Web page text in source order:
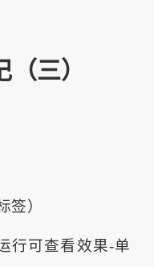
三）
签）
行可查看效果-单